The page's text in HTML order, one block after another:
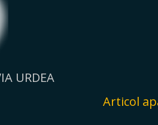
URDEA
Articol